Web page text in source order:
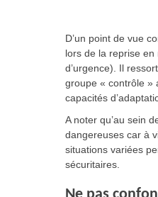
D’un point de vue
lors de la reprise
d’urgence). Il
groupe « contrôle »
capacités
A noter qu’au sein
dangereuses car à
situations variées
sécuritaires.